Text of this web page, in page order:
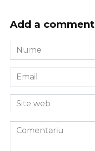
Add a comment
Nume
*
Email
*
Site
web
Comentariu